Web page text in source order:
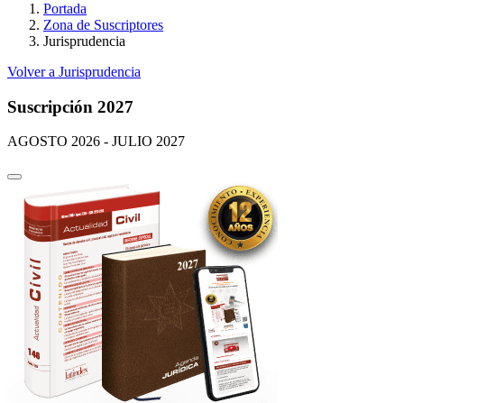
Portada
Zona de Suscriptores
Jurisprudencia
Volver a Jurisprudencia
Suscripción 2027
AGOSTO 2026 - JULIO 2027